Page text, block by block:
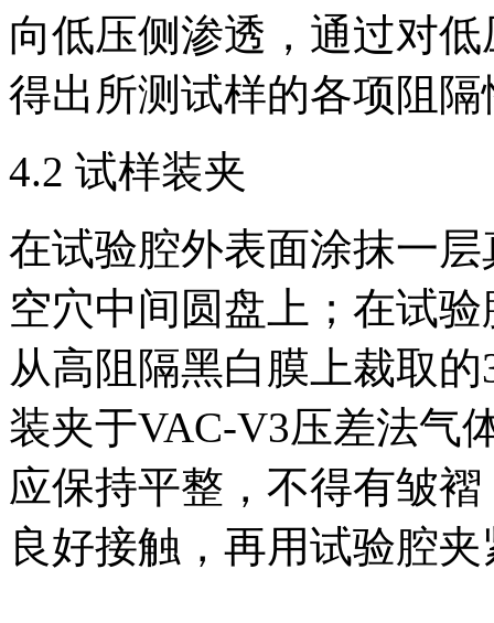
向低压侧渗透，通过对
得出所测试样的各项阻
4.2 试样装夹
在试验腔外表面涂抹一
空穴中间圆盘上；在试
从高阻隔黑白膜上裁取
装夹于VAC-V3压差法气
应保持平整，不得有皱
良好接触，再用试验腔